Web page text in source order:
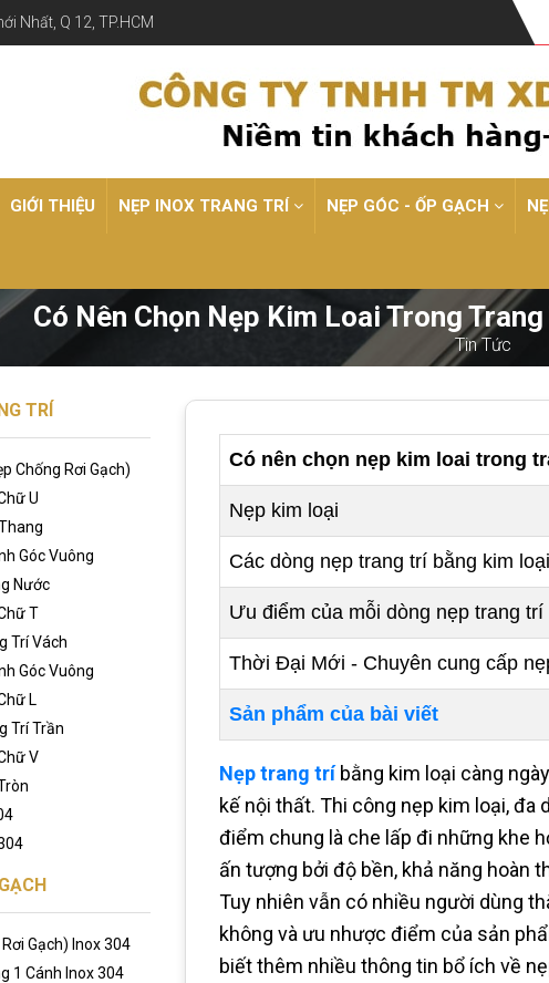
Nhất, Q 12, TP.HCM
GIỚI THIỆU NẸP INOX TRANG TRÍ NẸP GÓC - ỐP GẠCH
Có Nên Chọn Nẹp Kim Loai Trong
Tin Tức
TRÍ
Chống Rơi Gạch)
U
Góc Vuông
Nước
T
Trí Vách
Góc Vuông
L
Trí Trần
V
Gạch) Inox 304
1 Cánh Inox 304
Có nên chọn nẹp kim loai trong
Nẹp kim loại
Các dòng nẹp trang trí bằng kim
Ưu điểm của mỗi dòng nẹp trang trí
Thời Đại Mới - Chuyên cung cấp
Sản phẩm của bài viết
Nẹp trang tríbằng kim loại càng
kế nội thất. Thi công nẹp kim loại,
điểm chung là che lấp đi những khe
ấn tượng bởi độ bền, khả năng hoàn
Tuy nhiên vẫn có nhiều người dùng
không và ưu nhược điểm của sản
biết thêm nhiều thông tin bổ ích về